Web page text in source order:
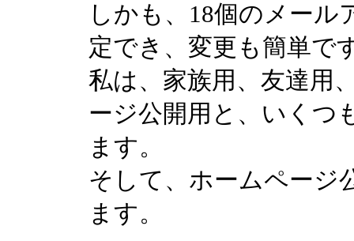
しかも、18個のメール
定でき、変更も簡単で
私は、家族用、友達用
ージ公開用と、いくつ
ます。
そして、ホームページ
ます。